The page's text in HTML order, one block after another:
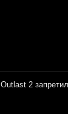
Outlast 2